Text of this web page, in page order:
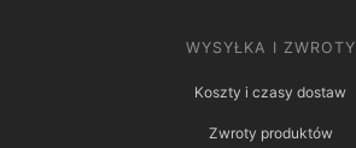
WYSYŁKA I ZWROTY
Koszty i czasy dostaw
Zwroty produktów